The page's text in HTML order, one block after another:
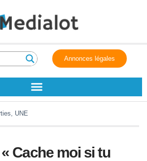
Annonces légales
, UNE
Cache moi si tu